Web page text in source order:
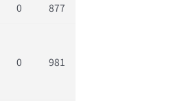
0 877
0 981